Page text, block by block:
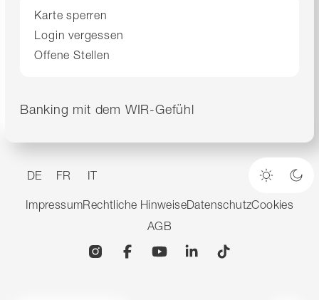
Karte sperren
Login vergessen
Offene Stellen
Banking mit dem WIR-Gefühl
DE FR IT
Heller
ImpressumRechtliche HinweiseDatenschutzCookies
AGB
InstagramFacebookYouTubeLinkedin